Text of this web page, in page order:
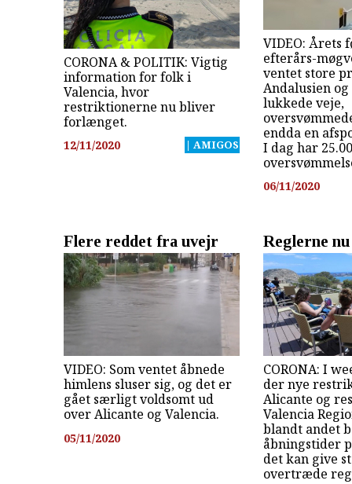
CORONA & POLITIK: Vigtig
information for folk i
Valencia, hvor
restriktionerne nu bliver
forlænget.
12/11/2020 | AMIGOS
VIDEO: Årets
efterårs-
ventet store
Andalusien
lukkede veje,
endda en
I dag har
06/11/2020
Flere reddet fra uvejr
VIDEO: Som ventet åbnede
himlens sluser sig, og det er
gået særligt voldsomt ud
over Alicante og Valencia.
05/11/2020
Reglerne
CORONA: I
der nye
Alicante og
Valencia
blandt andet
åbningstider
det kan give
overtræde